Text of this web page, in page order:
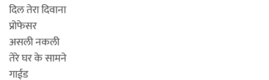
दिल तेरा दिवाना
प्रोफेसर
असली नकली
तेरे घर के सामने
गाईड